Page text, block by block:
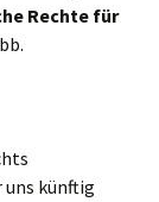
Rechte für
uns künftig